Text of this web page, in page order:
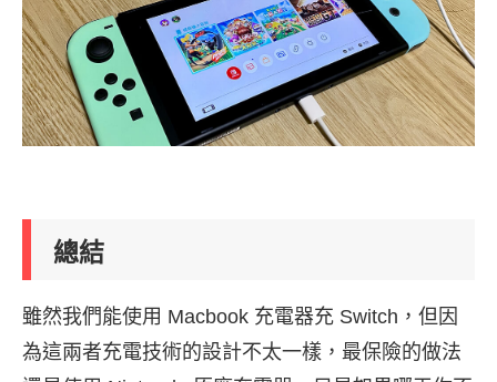
總結
雖然我們能使用 Macbook 充電器充 Switch，但因
為這兩者充電技術的設計不太一樣，最保險的做法